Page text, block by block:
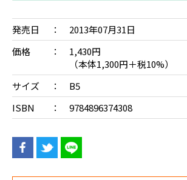
発売日
2013年07月31日
価格
1,430円
（本体1,300円＋税10%）
サイズ
B5
ISBN
9784896374308